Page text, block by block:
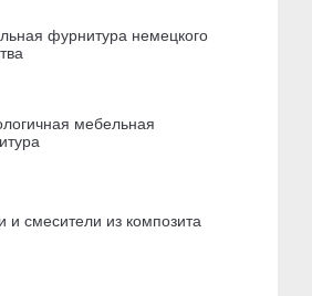
фурнитура немецкого
мебельная
и смесители из композита